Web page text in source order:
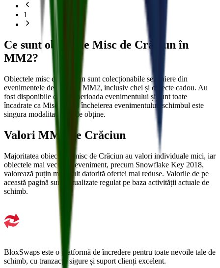
1
Ce sunt obiectele Misc de Crăciun în
MM2?
Obiectele misc de Crăciun sunt colecționabile sezoniere din
evenimentele de Crăciun MM2, inclusiv chei și obiecte cadou. Au
fost disponibile doar în perioada evenimentului și sunt toate
încadrate ca Misc. După încheierea evenimentului, schimbul este
singura modalitate de a le obține.
Valori MM2 de Crăciun
Majoritatea obiectelor misc de Crăciun au valori individuale mici, iar
obiectele mai vechi de eveniment, precum Snowflake Key 2018,
valorează puțin mai mult datorită ofertei mai reduse. Valorile de pe
această pagină sunt actualizate regulat pe baza activității actuale de
schimb.
BloxSwaps este o platformă de încredere pentru toate nevoile tale de
schimb, cu tranzacții sigure și suport clienți excelent.